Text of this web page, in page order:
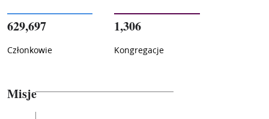
629,697
Członkowie
1,306
Kongregacje
Misje